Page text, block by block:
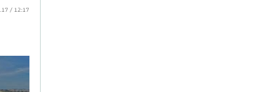
...
12:17 / 29.05.17